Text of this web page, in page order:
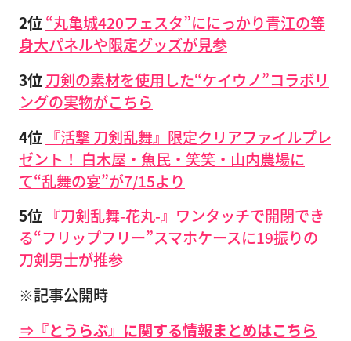
2位“丸亀城420フェスタ”ににっかり青江の等
身大パネルや限定グッズが見参
3位刀剣の素材を使用した“ケイウノ”コラボリ
ングの実物がこちら
4位 『活撃 刀剣乱舞』限定クリアファイルプレ
ゼント！ 白木屋・魚民・笑笑・山内農場に
て“乱舞の宴”が7/15より
5位 『刀剣乱舞-花丸-』ワンタッチで開閉でき
る“フリップフリー”スマホケースに19振りの
刀剣男士が推参
※記事公開時
⇒『とうらぶ』に関する情報まとめはこちら